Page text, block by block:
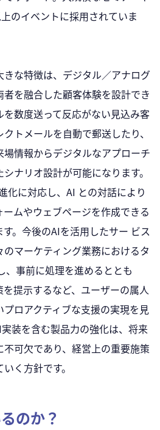
のイベントに採用されていま
な特徴は、デジタル／アナログ
を融合した顧客体験を設計でき
数度送って反応がない見込み客
トメールを自動で郵送したり、
情報からデジタルなアプローチ
ナリオ設計が可能になります。
化に対応し、AI との対話により
ムやウェブページを作成できる
。今後のAIを活用したサー ビス
マーケティング業務におけるタ
、事前に処理を進めるととも
提示するなど、ユーザーの属人
ロアクティブな支援の実現を見
装を含む製品力の強化は、将来
可欠であり、経営上の重要施策
く方針です。
のか？